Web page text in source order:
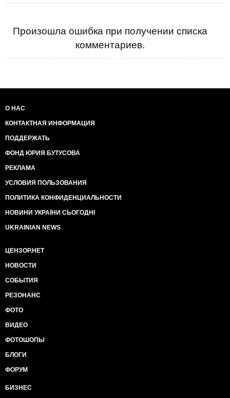
Произошла ошибка при получении списка
комментариев.
О НАС
КОНТАКТНАЯ ИНФОРМАЦИЯ
ПОДДЕРЖАТЬ
ФОНД ЮРИЯ БУТУСОВА
РЕКЛАМА
УСЛОВИЯ ПОЛЬЗОВАНИЯ
ПОЛИТИКА КОНФИДЕНЦИАЛЬНОСТИ
НОВИНИ УКРАЇНИ СЬОГОДНІ
UKRAINIAN NEWS
ЦЕНЗОР.НЕТ
НОВОСТИ
СОБЫТИЯ
РЕЗОНАНС
ФОТО
ВИДЕО
ФОТОШОПЫ
БЛОГИ
ФОРУМ
БИЗНЕС